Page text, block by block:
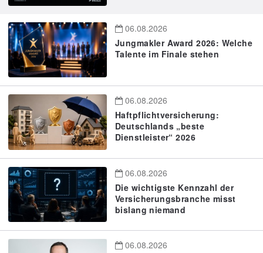
06.08.2026
Jungmakler Award 2026: Welche
Talente im Finale stehen
06.08.2026
Haftpflichtversicherung:
Deutschlands „beste
Dienstleister“ 2026
06.08.2026
Die wichtigste Kennzahl der
Versicherungsbranche misst
bislang niemand
06.08.2026